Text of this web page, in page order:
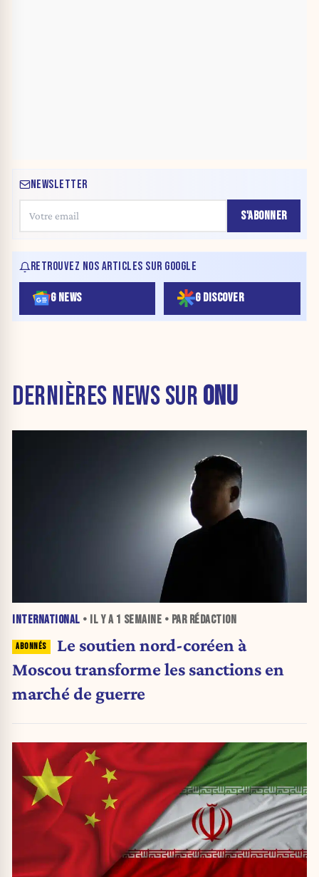
NEWSLETTER
S'ABONNER
RETROUVEZ NOS ARTICLES SUR GOOGLE
G NEWS G DISCOVER
DERNIÈRES NEWS SUR ONU
INTERNATIONAL • IL Y A 1 SEMAINE • PAR RÉDACTION
Le soutien nord-coréen à
Moscou transforme les sanctions en
marché de guerre